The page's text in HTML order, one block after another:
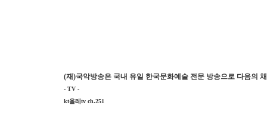
(재)국악방송은 국내 유일 한국문화예술 전문 방송으로 다음의
- TV -
kt올레 tv ch.251